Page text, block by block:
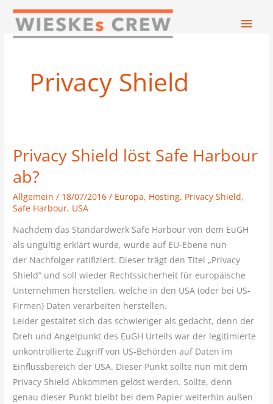
Zum
Inhalt
springen
Privacy Shield
Privacy Shield löst Safe Harbour
ab?
Allgemein / 18/07/2016/ Europa, Hosting, Privacy Shield,
Safe Harbour, USA
Nachdem das Standardwerk Safe Harbour von dem EuGH
als ungültig erklärt wurde, wurde auf EU-Ebene nun
der Nachfolger ratifiziert. Dieser trägt den Titel „Privacy
Shield“ und soll wieder Rechtssicherheit für europäische
Unternehmen herstellen, welche in den USA (oder bei US-
Firmen) Daten verarbeiten herstellen.
Leider gestaltet sich das schwieriger als gedacht, denn der
Dreh und Angelpunkt des EuGH Urteils war der legitimierte
unkontrollierte Zugriff von US-Behörden auf Daten im
Einflussbereich der USA. Dieser Punkt sollte nun mit dem
Privacy Shield Abkommen gelöst werden. Sollte, denn
genau dieser Punkt bleibt bei dem Papier weiterhin außen
Privacy
löst
Safe
Harbour
ab?